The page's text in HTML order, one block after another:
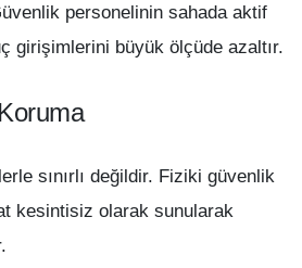
personelinin sahada aktif
girişimlerini büyük ölçüde azaltır.
sınırlı değildir. Fiziki güvenlik
kesintisiz olarak sunularak